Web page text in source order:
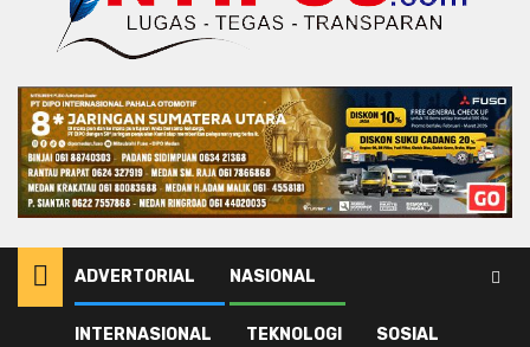
ADVERTORIAL NASIONAL
INTERNASIONAL TEKNOLOGI SOSIAL